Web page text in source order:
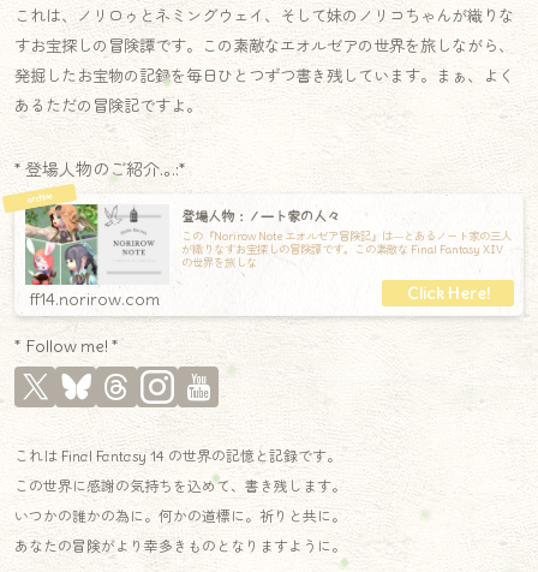
これは、ノリロゥとネミングウェイ、そして妹のノリコちゃんが織りな
すお宝探しの冒険譚です。この素敵なエオルゼアの世界を旅しながら、
発掘したお宝物の記録を毎日ひとつずつ書き残しています。まぁ、よく
あるただの冒険記ですよ。
* 登場人物のご紹介.｡.:*
登場人物：ノート家の人々
この『Norirow Note エオルゼア冒険記』は―とあるノート家の三人
が織りなすお宝探しの冒険譚です。この素敵な Final Fantasy XIV
の世界を旅しな
ff14.norirow.com
* Follow me! *
これは Final Fantasy 14 の世界の記憶と記録です。
この世界に感謝の気持ちを込めて、書き残します。
いつかの誰かの為に。何かの道標に。祈りと共に。
あなたの冒険がより幸多きものとなりますように。